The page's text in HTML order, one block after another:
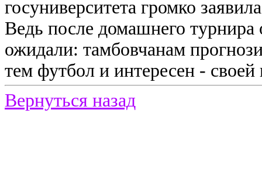
госуниверситета громко
Ведь после домашнего
ожидали: тамбовчанам
тем футбол и интересен -
Вернуться назад